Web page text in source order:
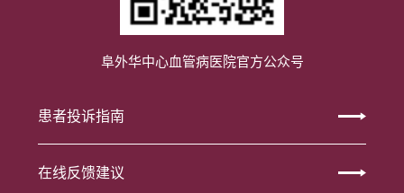
阜外华中心血管病医院官方公众号
患者投诉指南
在线反馈建议